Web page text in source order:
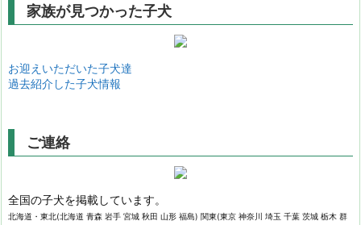
家族が見つかった子犬
お迎えいただいた子犬達
過去紹介した子犬情報
ご連絡
全国の子犬を掲載しています。
北海道・東北(北海道 青森 岩手 宮城 秋田 山形 福島) 関東(東京 神奈川 埼玉 千葉 茨城 栃木 群